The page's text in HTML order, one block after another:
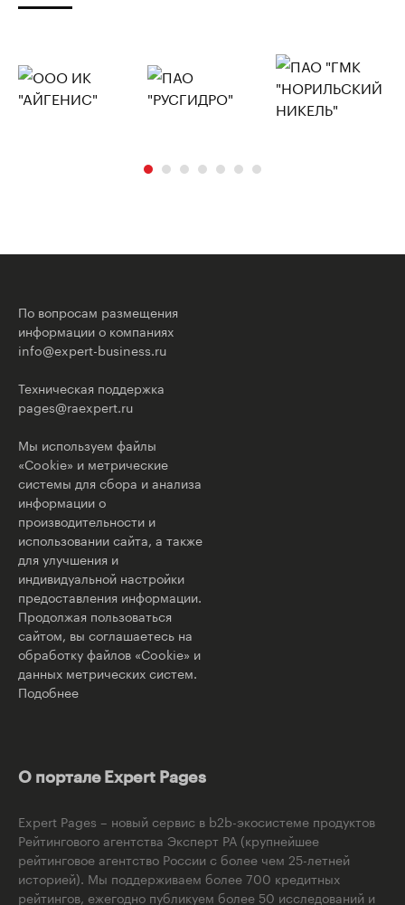
По вопросам размещения
информации о компаниях
info@expert-business.ru
Техническая поддержка
pages@raexpert.ru
Мы используем файлы
«Cookie» и метрические
системы для сбора и анализа
информации о
производительности и
использовании сайта, а также
для улучшения и
индивидуальной настройки
предоставления информации.
Продолжая пользоваться
сайтом, вы соглашаетесь на
обработку файлов «Cookie» и
данных метрических систем.
Подобнее
О портале Expert Pages
Expert Pages – новый сервис в b2b-экосистеме продуктов
Рейтингового агентства Эксперт РА (крупнейшее
рейтинговое агентство России с более чем 25-летней
историей). Мы поддерживаем более 700 кредитных
рейтингов, ежегодно публикуем более 50 исследований и